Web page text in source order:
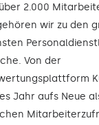
2.000
wir zu den
Von der
Jahr aufs Neue